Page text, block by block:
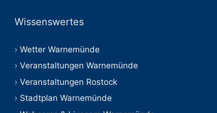
Wissenswertes
Wetter Warnemünde
Veranstaltungen Warnemünde
Veranstaltungen Rostock
Stadtplan Warnemünde